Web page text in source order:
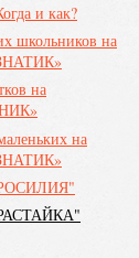
и как?
школьников на
на
на